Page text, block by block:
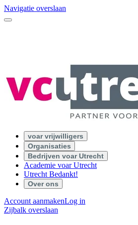
Navigatie overslaan
voar vrijwilligers
Organisaties
Bedrijven voar Utrecht
Academie voar Utrecht
Utrecht Bedankt!
Over ons
Account aanmakenLog in
Zijbalk overslaan